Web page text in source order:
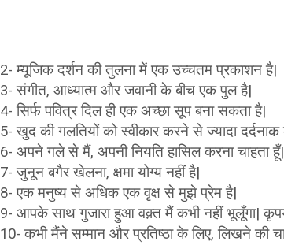
2- म्यूजिक दर्शन की तुलना में एक उच्चतम प्रकाशन है|
3- संगीत, आध्यात्म और जवानी के बीच एक पुल है|
4- सिर्फ पवित्र दिल ही एक अच्छा सूप बना सकता है|
5- खुद की गलतियों को स्वीकार करने से ज्यादा
6- अपने गले से मैं, अपनी नियति हासिल करना चाहता हूँ|
7- जुनून बगैर खेलना, क्षमा योग्य नहीं है|
8- एक मनुष्य से अधिक एक वृक्ष से मुझे प्रेम है|
9- आपके साथ गुजारा हुआ वक़्त मैं कभी नहीं भूलूँगा|
10- कभी मैंने सम्मान और प्रतिष्ठा के लिए, लिखने की